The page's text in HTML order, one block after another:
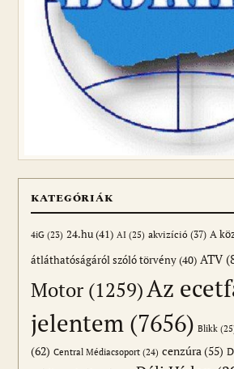
KATEGÓRIÁK
4iG (23) 24.hu(41) AI (25) akvizíció (37) A
átláthatóságáról szóló törvény(40) ATV
Motor (1259)Az
jelentem (7656) Blikk
(62) Central Médiacsoport (24) cenzúra(55)